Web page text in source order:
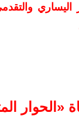
اليساري
‫«الحوار